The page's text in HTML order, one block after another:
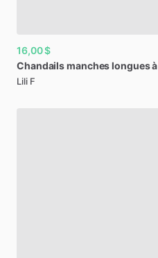
16,00 $
Chandailsmancheslonguesà
Lili F